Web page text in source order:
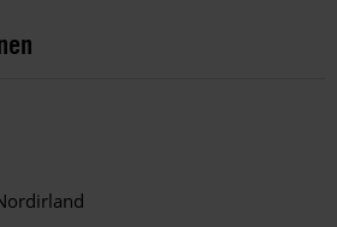
der Menschenrechte